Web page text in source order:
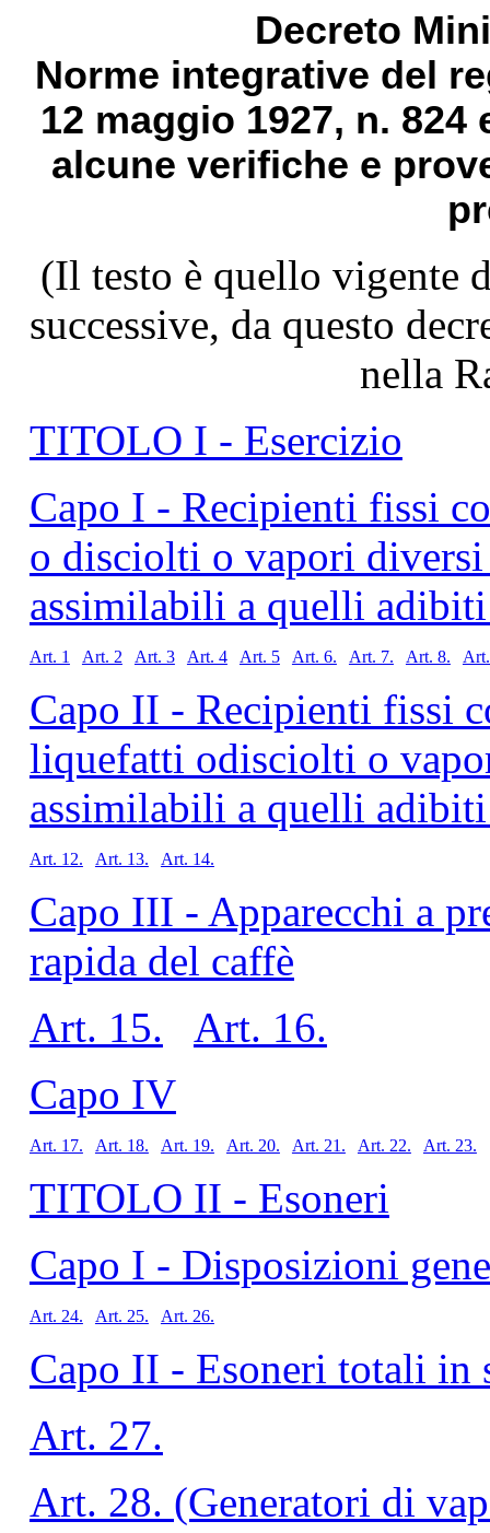
Decreto
Norme integrative del
12 maggio 1927, n.
alcune verifiche e
(Il testo è quello vigente
successive, da questo
nella
TITOLO I - Esercizio
Capo I - Recipienti fissi
o disciolti o vapori diversi
assimilabili a quelli
Art. 1 Art. 2 Art. 3 Art. 4 Art. 5 Art. 6. Art. 7. Art. 8.
Capo II - Recipienti fissi
liquefatti odisciolti o
assimilabili a quelli
Art. 12. Art. 13. Art. 14.
Capo III - Apparecchi a
rapida del caffè
Art. 15.
Art. 16.
Capo IV
Art. 17. Art. 18. Art. 19. Art. 20. Art. 21. Art. 22. Art. 23.
TITOLO II - Esoneri
Capo I - Disposizioni
Art. 24. Art. 25. Art. 26.
Capo II - Esoneri totali in
Art. 27.
Art. 28. (Generatori di